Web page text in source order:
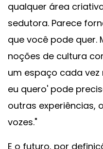
qualquer área
sedutora. Parece
que você pode quer.
noções de cultura
um espaço cada
eu quero' pode
outras experiências,
vozes."
E o futuro, por